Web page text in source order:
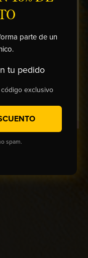
parte de un
tu pedido
exclusivo
spam.